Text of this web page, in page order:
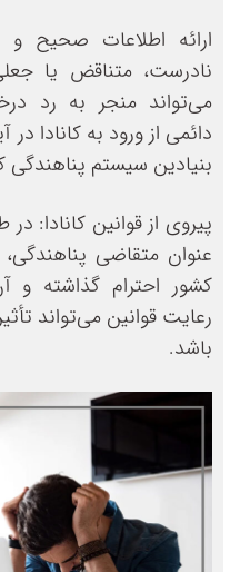
ارائه اطلاعات صحیح و
نادرست، متناقض یا
می‌تواند منجر به رد
دائمی از ورود به کانادا
بنیادین سیستم پناهندگی
پیروی از قوانین کانادا:
عنوان متقاضی
کشور احترام گذاشته و
رعایت قوانین می‌تواند
باشد.